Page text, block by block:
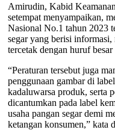
Amirudin, Kabid
setempat menyampaikan,
Nasional No.1 tahun 2023
segar yang berisi
tercetak dengan huruf
“Peraturan tersebut juga
penggunaan gambar di
kadaluwarsa produk, serta
dicantumkan pada label
usaha pangan segar demi
ketangan konsumen,” kata